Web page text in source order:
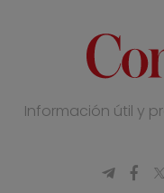
Información útil y